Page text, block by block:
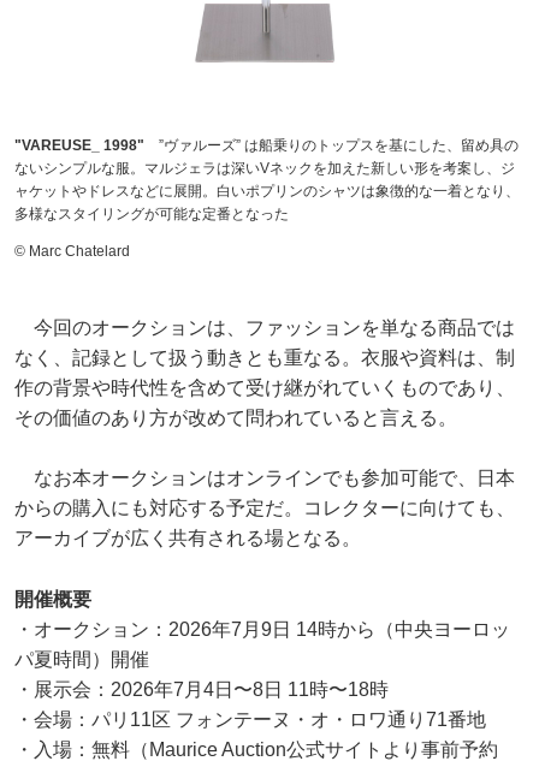
"VAREUSE_ 1998" ”ヴァルーズ” は船乗りのトップスを基にした、留め具の
ないシンプルな服。マルジェラは深いVネックを加えた新しい形を考案し、ジ
ャケットやドレスなどに展開。白いポプリンのシャツは象徴的な一着となり、
多様なスタイリングが可能な定番となった
© Marc Chatelard
今回のオークションは、ファッションを単なる商品では
なく、記録として扱う動きとも重なる。衣服や資料は、制
作の背景や時代性を含めて受け継がれていくものであり、
その価値のあり方が改めて問われていると言える。
なお本オークションはオンラインでも参加可能で、日本
からの購入にも対応する予定だ。コレクターに向けても、
アーカイブが広く共有される場となる。
開催概要
・オークション：2026年7月9日 14時から（中央ヨーロッ
パ夏時間）開催
・展示会：2026年7月4日〜8日 11時〜18時
・会場：パリ11区 フォンテーヌ・オ・ロワ通り71番地
・入場：無料（Maurice Auction公式サイトより事前予約